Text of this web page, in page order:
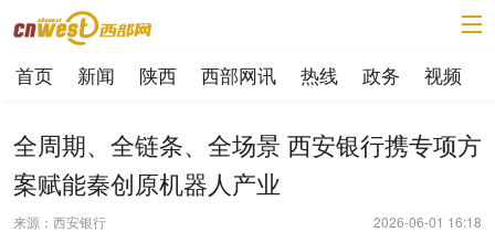
首页 新闻 陕西 西部网讯 热线 政务 视频
全周期、全链条、全场景 西安银行携专项方
案赋能秦创原机器人产业
来源：西安银行 2026-06-01 16:18